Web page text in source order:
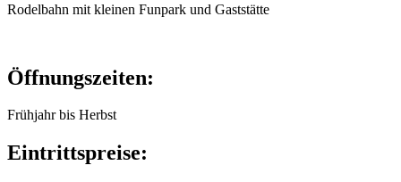
Rodelbahn mit kleinen Funpark und Gaststätte
Öffnungszeiten:
Frühjahr bis Herbst
Eintrittspreise: